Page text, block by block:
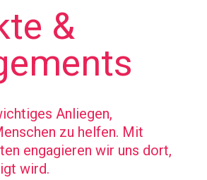
&
Anliegen,
zu helfen. Mit
engagieren wir uns dort,
wird.